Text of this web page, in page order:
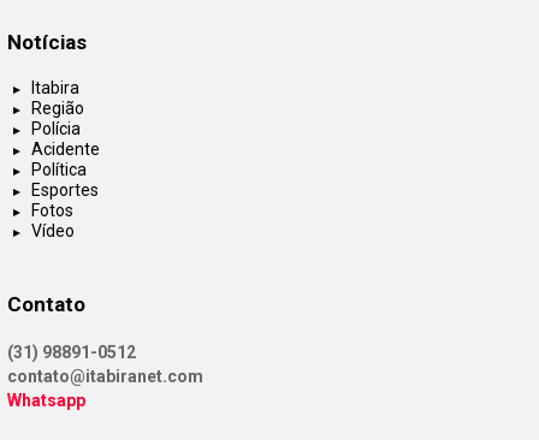
Notícias
Itabira
Região
Polícia
Acidente
Política
Esportes
Fotos
Vídeo
Contato
(31) 98891-0512
contato@itabiranet.com
Whatsapp